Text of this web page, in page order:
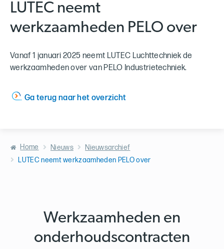
LUTEC neemt
werkzaamheden PELO over
Vanaf 1 januari 2025 neemt LUTEC Luchttechniek de
werkzaamheden over van PELO Industrietechniek.
Ga terug naar het overzicht
Home Nieuws
Nieuwsarchief
LUTEC neemt werkzaamheden PELO over
Werkzaamheden en
onderhoudscontracten